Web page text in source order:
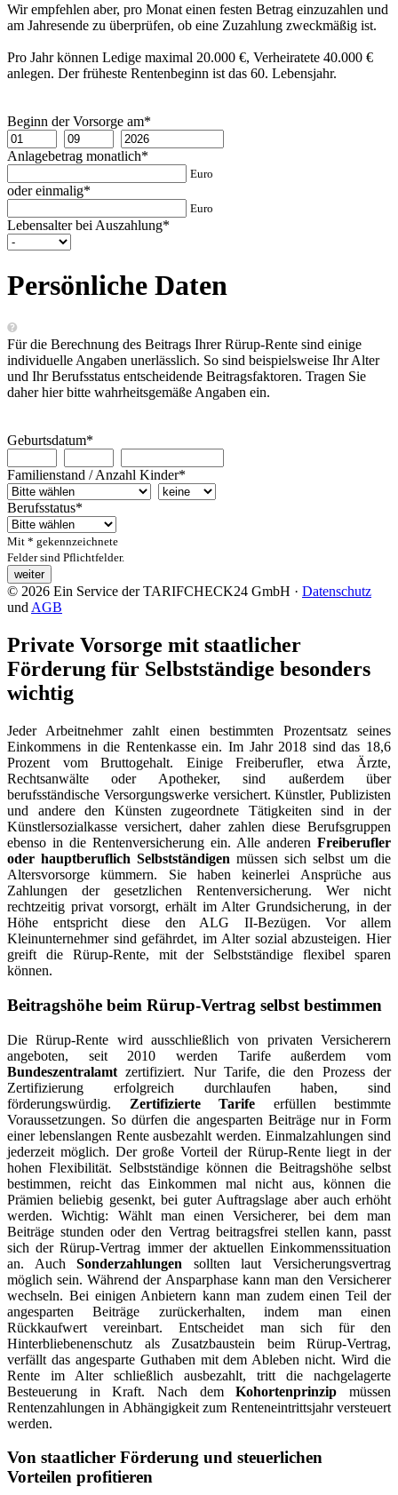
Wir empfehlen aber, pro Monat einen festen Betrag einzuzahlen und
am Jahresende zu überprüfen, ob eine Zuzahlung zweckmäßig ist.
Pro Jahr können Ledige maximal 20.000 €, Verheiratete 40.000 €
anlegen. Der früheste Rentenbeginn ist das 60. Lebensjahr.
Beginn der Vorsorge am*
Anlagebetrag monatlich*
Euro
oder einmalig*
Euro
Lebensalter bei Auszahlung*
Persönliche Daten
Für die Berechnung des Beitrags Ihrer Rürup-Rente sind einige
individuelle Angaben unerlässlich. So sind beispielsweise Ihr Alter
und Ihr Berufsstatus entscheidende Beitragsfaktoren. Tragen Sie
daher hier bitte wahrheitsgemäße Angaben ein.
Geburtsdatum*
Familienstand /Anzahl Kinder*
Berufsstatus*
Mit * gekennzeichnete
Felder sind Pflichtfelder.
© 2026 Ein Service der TARIFCHECK24 GmbH · Datenschutz
undAGB
Private Vorsorge mit staatlicher
Förderung für Selbstständige besonders
wichtig
Jeder Arbeitnehmer zahlt einen bestimmten Prozentsatz seines
Einkommens in die Rentenkasse ein. Im Jahr 2018 sind das 18,6
Prozent vom Bruttogehalt. Einige Freiberufler, etwa Ärzte,
Rechtsanwälte oder Apotheker, sind außerdem über
berufsständische Versorgungswerke versichert. Künstler, Publizisten
und andere den Künsten zugeordnete Tätigkeiten sind in der
Künstlersozialkasse versichert, daher zahlen diese Berufsgruppen
ebenso in die Rentenversicherung ein. Alle anderen Freiberufler
oder hauptberuflich Selbstständigen müssen sich selbst um die
Altersvorsorge kümmern. Sie haben keinerlei Ansprüche aus
Zahlungen der gesetzlichen Rentenversicherung. Wer nicht
rechtzeitig privat vorsorgt, erhält im Alter Grundsicherung, in der
Höhe entspricht diese den ALG II-Bezügen. Vor allem
Kleinunternehmer sind gefährdet, im Alter sozial abzusteigen. Hier
greift die Rürup-Rente, mit der Selbstständige flexibel sparen
können.
Beitragshöhe beim Rürup-Vertrag selbst bestimmen
Die Rürup-Rente wird ausschließlich von privaten Versicherern
angeboten, seit 2010 werden Tarife außerdem vom
Bundeszentralamt zertifiziert. Nur Tarife, die den Prozess der
Zertifizierung erfolgreich durchlaufen haben, sind
förderungswürdig. Zertifizierte Tarife erfüllen bestimmte
Voraussetzungen. So dürfen die angesparten Beiträge nur in Form
einer lebenslangen Rente ausbezahlt werden. Einmalzahlungen sind
jederzeit möglich. Der große Vorteil der Rürup-Rente liegt in der
hohen Flexibilität. Selbstständige können die Beitragshöhe selbst
bestimmen, reicht das Einkommen mal nicht aus, können die
Prämien beliebig gesenkt, bei guter Auftragslage aber auch erhöht
werden. Wichtig: Wählt man einen Versicherer, bei dem man
Beiträge stunden oder den Vertrag beitragsfrei stellen kann, passt
sich der Rürup-Vertrag immer der aktuellen Einkommenssituation
an. AuchSonderzahlungen sollten laut Versicherungsvertrag
möglich sein. Während der Ansparphase kann man den Versicherer
wechseln. Bei einigen Anbietern kann man zudem einen Teil der
angesparten Beiträge zurückerhalten, indem man einen
Rückkaufwert vereinbart. Entscheidet man sich für den
Hinterbliebenenschutz als Zusatzbaustein beim Rürup-Vertrag,
verfällt das angesparte Guthaben mit dem Ableben nicht. Wird die
Rente im Alter schließlich ausbezahlt, tritt die nachgelagerte
Besteuerung in Kraft. Nach demKohortenprinzip müssen
Rentenzahlungen in Abhängigkeit zum Renteneintrittsjahr versteuert
werden.
Von staatlicher Förderung und steuerlichen
Vorteilen profitieren